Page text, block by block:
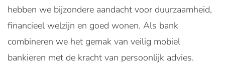
hebben we bijzondere aandacht voor duurzaamheid,
financieel welzijn en goed wonen. Als bank
combineren we het gemak van veilig mobiel
bankieren met de kracht van persoonlijk advies.